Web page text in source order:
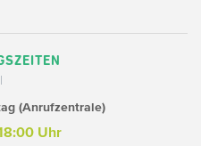
(Anrufzentrale)
Uhr